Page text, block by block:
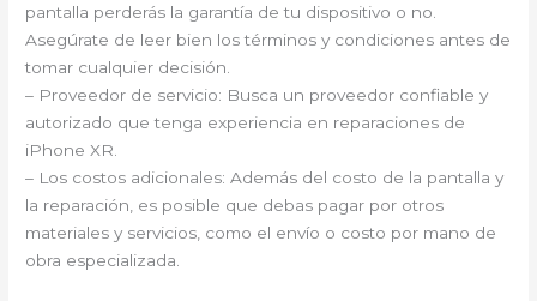
pantalla perderás la garantía de tu dispositivo o no.
Asegúrate de leer bien los términos y condiciones antes de
tomar cualquier decisión.
– Proveedor de servicio: Busca un proveedor confiable y
autorizado que tenga experiencia en reparaciones de
iPhone XR.
– Los costos adicionales: Además del costo de la pantalla y
la reparación, es posible que debas pagar por otros
materiales y servicios, como el envío o costo por mano de
obra especializada.